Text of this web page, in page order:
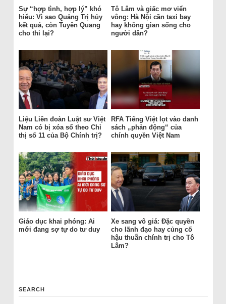
Sự “hợp tình, hợp lý” khó
hiểu: Vì sao Quảng Trị hủy
kết quả, còn Tuyên Quang
cho thi lại?
Tô Lâm và giấc mơ viển
vông: Hà Nội cần taxi bay
hay không gian sống cho
người dân?
Liệu Liên đoàn Luật sư Việt
Nam có bị xóa sổ theo Chỉ
thị số 11 của Bộ Chính trị?
RFA Tiếng Việt lọt vào danh
sách „phản động“ của
chính quyền Việt Nam
Giáo dục khai phóng: Ai
mới đang sợ tự do tư duy
Xe sang vô giá: Đặc quyền
cho lãnh đạo hay củng cố
hậu thuẫn chính trị cho Tô
Lâm?
SEARCH